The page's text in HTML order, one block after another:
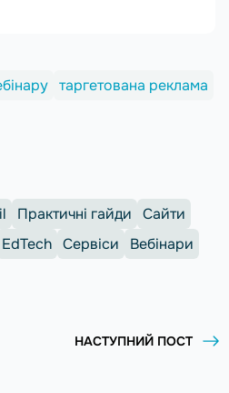
таргетована реклама
Практичні гайди
Сайти
EdTech Сервіси Вебінари
НАСТУПНИЙ ПОСТ